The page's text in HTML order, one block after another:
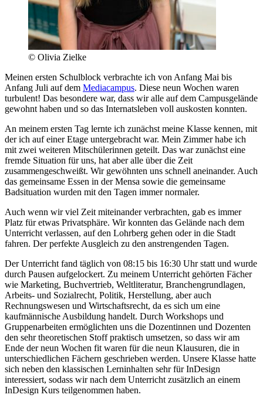
© Olivia Zielke
Meinen ersten Schulblock verbrachte ich von Anfang Mai bis
Anfang Juli auf dem Mediacampus. Diese neun Wochen waren
turbulent! Das besondere war, dass wir alle auf dem Campusgelände
gewohnt haben und so das Internatsleben voll auskosten konnten.
An meinem ersten Tag lernte ich zunächst meine Klasse kennen, mit
der ich auf einer Etage untergebracht war. Mein Zimmer habe ich
mit zwei weiteren Mitschülerinnen geteilt. Das war zunächst eine
fremde Situation für uns, hat aber alle über die Zeit
zusammengeschweißt. Wir gewöhnten uns schnell aneinander. Auch
das gemeinsame Essen in der Mensa sowie die gemeinsame
Badsituation wurden mit den Tagen immer normaler.
Auch wenn wir viel Zeit miteinander verbrachten, gab es immer
Platz für etwas Privatsphäre. Wir konnten das Gelände nach dem
Unterricht verlassen, auf den Lohrberg gehen oder in die Stadt
fahren. Der perfekte Ausgleich zu den anstrengenden Tagen.
Der Unterricht fand täglich von 08:15 bis 16:30 Uhr statt und wurde
durch Pausen aufgelockert. Zu meinem Unterricht gehörten Fächer
wie Marketing, Buchvertrieb, Weltliteratur, Branchengrundlagen,
Arbeits- und Sozialrecht, Politik, Herstellung, aber auch
Rechnungswesen und Wirtschaftsrecht, da es sich um eine
kaufmännische Ausbildung handelt. Durch Workshops und
Gruppenarbeiten ermöglichten uns die Dozentinnen und Dozenten
den sehr theoretischen Stoff praktisch umsetzen, so dass wir am
Ende der neun Wochen fit waren für die neun Klausuren, die in
unterschiedlichen Fächern geschrieben werden. Unsere Klasse hatte
sich neben den klassischen Lerninhalten sehr für InDesign
interessiert, sodass wir nach dem Unterricht zusätzlich an einem
InDesign Kurs teilgenommen haben.